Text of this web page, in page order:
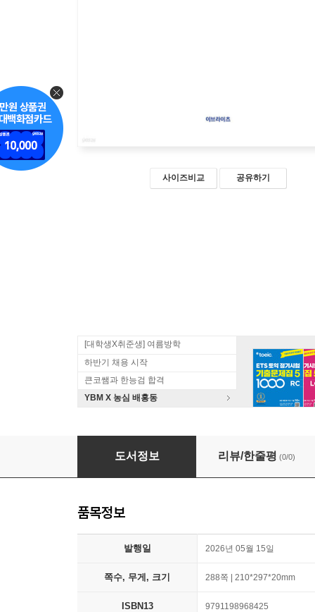
사이즈비교 공유하기
[대학생X취준생] 여름방학
하반기 채용 시작
큰코쌤과 한능검 합격
YBM X 농심 배홍동
히브리어 기본동사 142
도서정보 리뷰/한줄평 (0/0)
품목정보
발행일 2026년 05월 15일
쪽수, 무게, 크기 288쪽 | 210*297*20mm
ISBN13 9791198968425